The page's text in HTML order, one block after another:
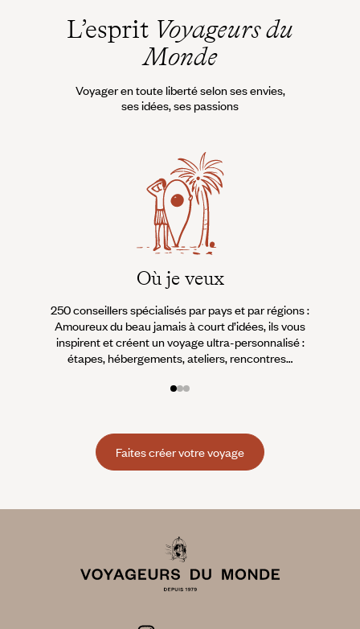
L’esprit Voyageurs du
Monde
Voyager en toute liberté selon ses envies,
ses idées, ses passions
Où je veux
250 conseillers spécialisés par pays et par régions :
Amoureux du beau jamais à court d’idées, ils vous
inspirent et créent un voyage ultra-personnalisé :
étapes, hébergements, ateliers, rencontres…
Faites créer votre voyage